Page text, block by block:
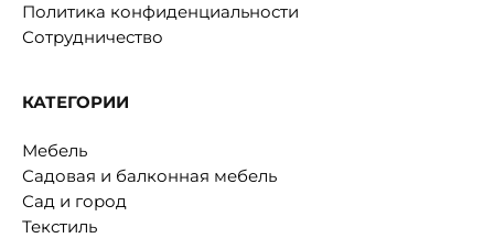
Политика конфиденциальности
Сотрудничество
КАТЕГОРИИ
Мебель
Садовая и балконная мебель
Сад и город
Текстиль